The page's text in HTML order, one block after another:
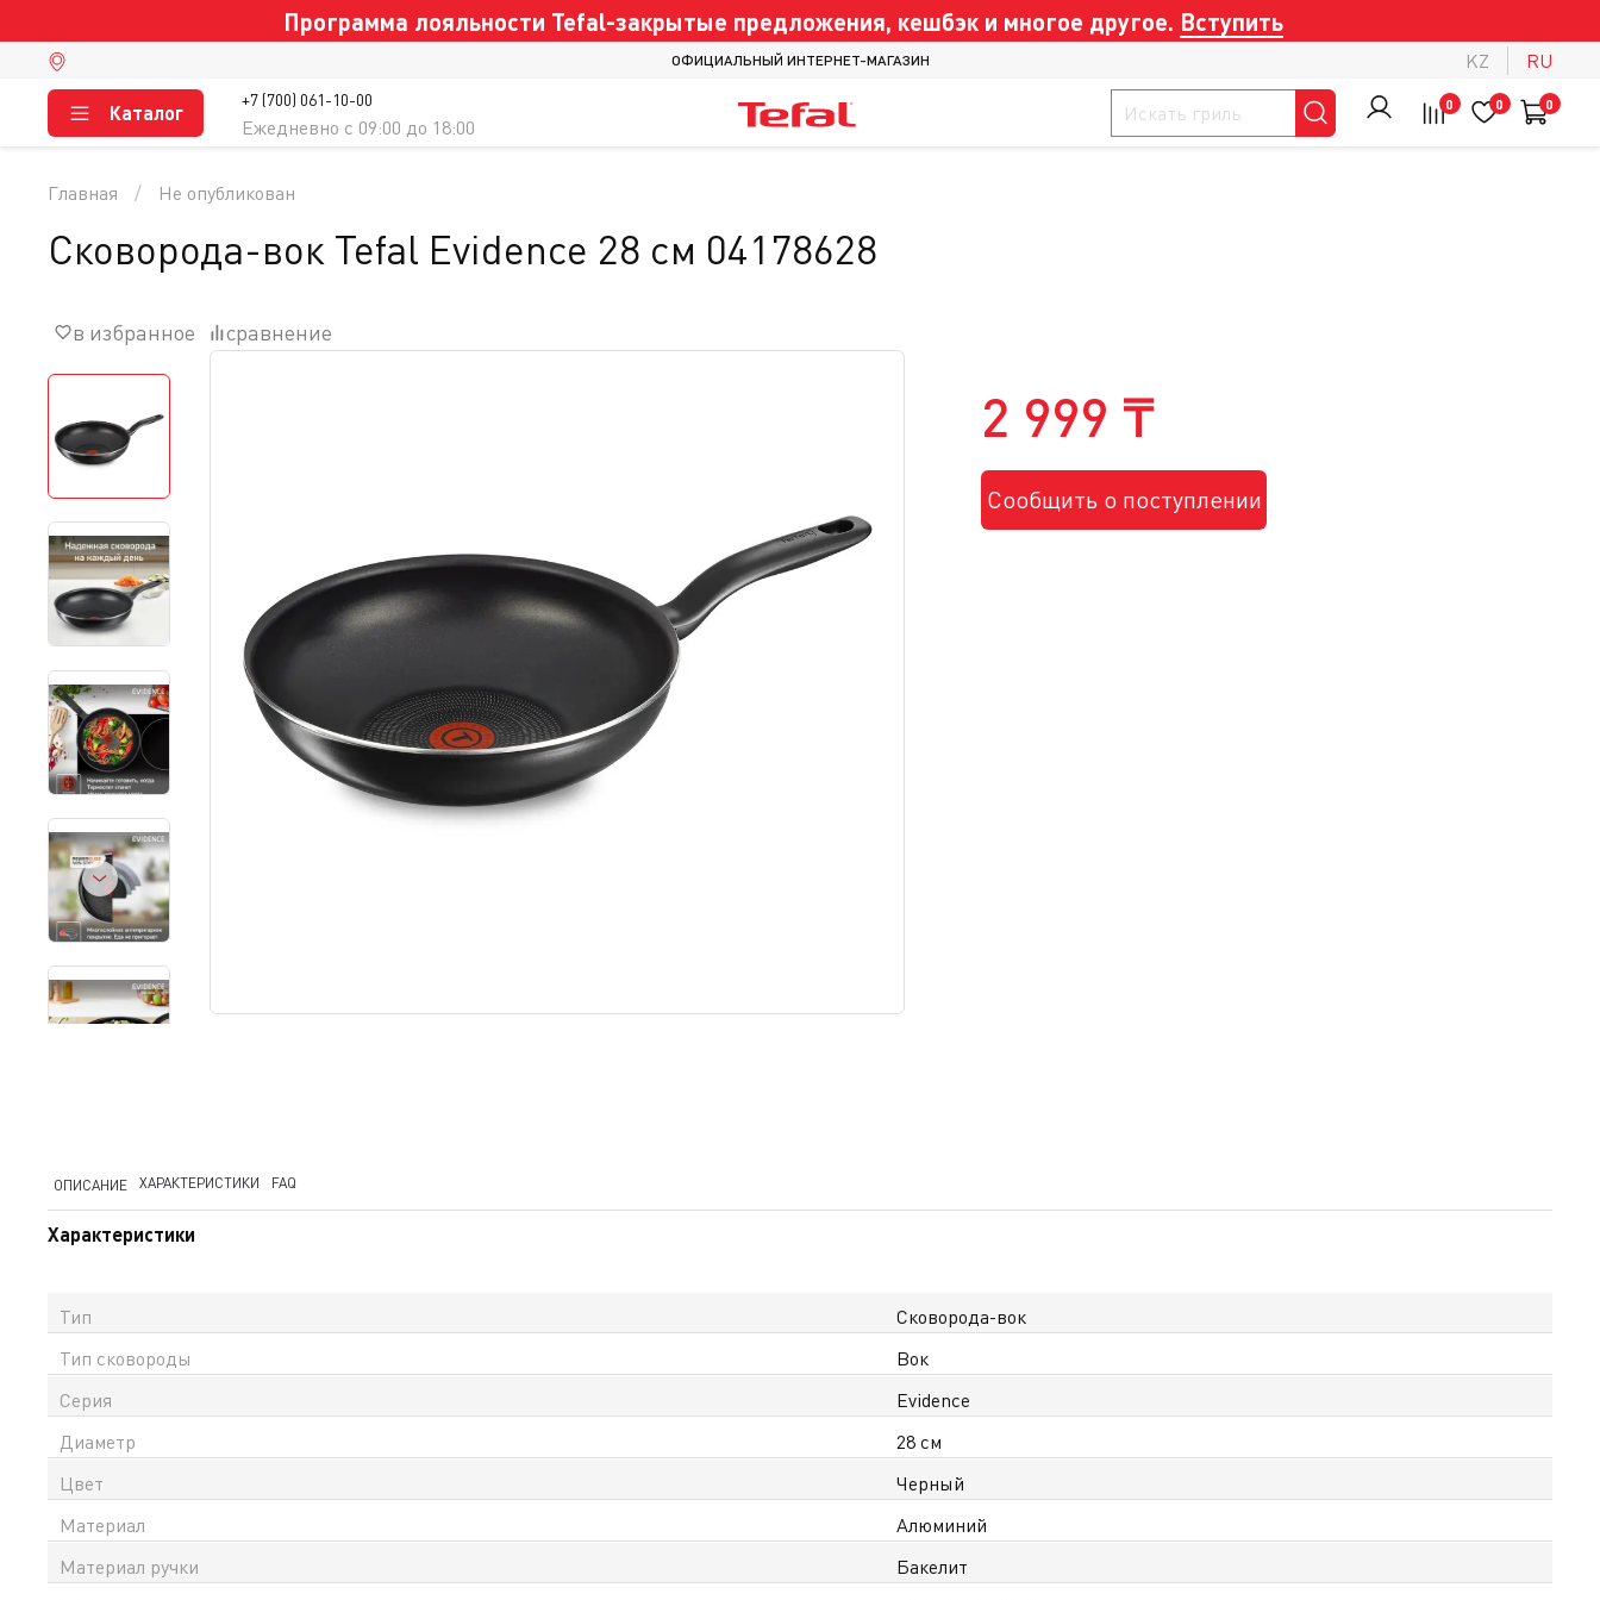
Программа лояльности Tefal-закрытые предложения, кешбэк и многое другое. Вступить
ОФИЦИАЛЬНЫЙ ИНТЕРНЕТ-МАГАЗИН KZ RU
+7 (700) 061-10-00
Ежедневно c 09:00 до 18:00
Каталог 0 0 0
2 999 ₸
Сообщить о поступлении
Главная Не опубликован
Сковорода-вок Tefal Evidence 28 см 04178628
в избранное сравнение
ОПИСАНИЕ ХАРАКТЕРИСТИКИ FAQ
Характеристики
Тип
Сковорода-вок
Тип сковороды
Вок
Серия
Evidence
Диаметр
28 см
Цвет
Черный
Материал
Алюминий
Материал ручки
Бакелит